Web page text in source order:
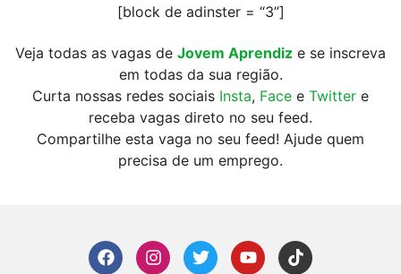
[block de adinster = “3”]
Veja todas as vagas de Jovem Aprendiz e se inscreva
em todas da sua região.
Curta nossas redes sociais Insta, Face e Twitter e
receba vagas direto no seu feed.
Compartilhe esta vaga no seu feed! Ajude quem
precisa de um emprego.